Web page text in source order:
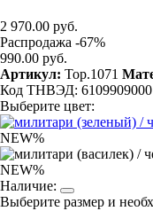
2 970.00 руб.
Распродажа -67%
990.00 руб.
Артикул: Top.1071
Код ТНВЭД: 6109909000
Выберите цвет:
NEW%
NEW%
Наличие:
Выберите размер и